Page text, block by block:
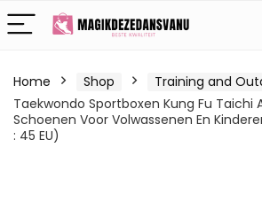
Home Shop
Training and
Taekwondo Sportboxen Kung Fu Taichi
Schoenen Voor Volwassenen En
: 45 EU)